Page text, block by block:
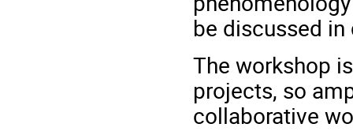
be discussed in
The workshop
projects, so
collaborative